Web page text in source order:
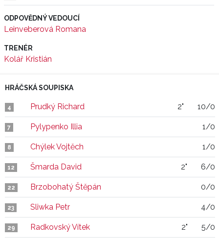
ODPOVĚDNÝ VEDOUCÍ
Leinveberová Romana
TRENÉR
Kolář Kristián
HRÁČSKÁ SOUPISKA
4 Prudký Richard 2" 10/0
7 Pylypenko Illia 1/0
8 Chýlek Vojtěch 1/0
12 Šmarda David 2" 6/0
22 Brzobohatý Štěpán 0/0
23 Sliwka Petr 4/0
29 Radkovský Vítek 2" 5/0